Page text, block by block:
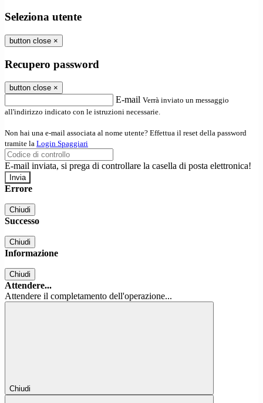
Seleziona utente
button close ×
Recupero password
button close ×
E-mail Verrà inviato un messaggio
all'indirizzo indicato con le istruzioni necessarie.
Non hai una e-mail associata al nome utente? Effettua il reset della password
tramite la Login Spaggiari
E-mail inviata, si prega di controllare la casella di posta elettronica!
Errore
Chiudi
Successo
Chiudi
Informazione
Chiudi
Attendere...
Attendere il completamento dell'operazione...
Chiudi